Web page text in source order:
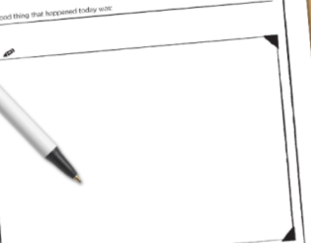
Games and Storybooks
Support Us